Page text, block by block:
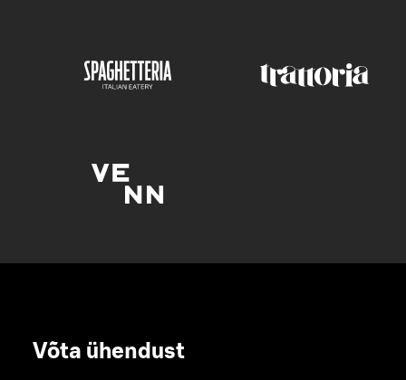
Võta ühendust